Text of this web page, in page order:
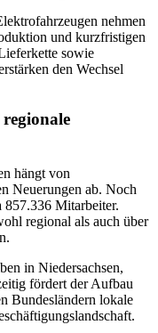
nehmen
und kurzfristigen
sowie
den Wechsel
hängt von
Neuerungen ab. Noch
857.336 Mitarbeiter.
regional als auch über
in Niedersachsen,
fördert der Aufbau
Bundesländern lokale